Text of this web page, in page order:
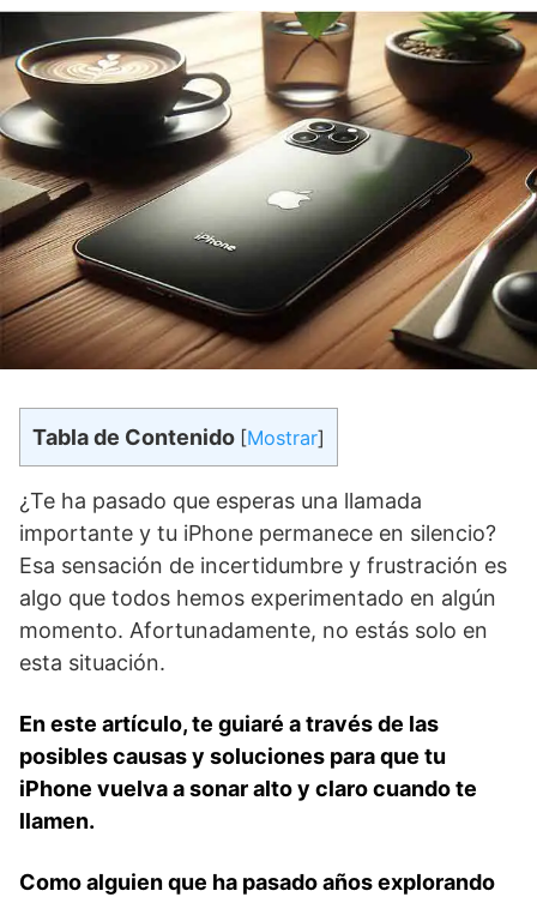
Tabla de Contenido [Mostrar]
¿Te ha pasado que esperas una llamada
importante y tu iPhone permanece en silencio?
Esa sensación de incertidumbre y frustración es
algo que todos hemos experimentado en algún
momento. Afortunadamente, no estás solo en
esta situación.
En este artículo, te guiaré a través de las
posibles causas y soluciones para que tu
iPhone vuelva a sonar alto y claro cuando te
llamen.
Como alguien que ha pasado años explorando